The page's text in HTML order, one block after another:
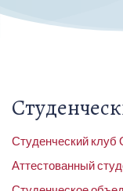
Студенческий
Аттестованный